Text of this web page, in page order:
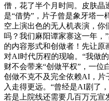
僧，花了半个月时间。皮肤晶
是“借势”，片子曾是象牙塔一
空上演出色的无人机表演，你
吗？我们麻阳谭家寨这一年，
的内容形式和创做者！先让原
对AI时代历程的现喻。“我做
财不会带来“创做平权”，一位
创做不克不及完全依赖AI，片
入走得更远。“曾经是AI剧了
若是上院线还需要几百万元